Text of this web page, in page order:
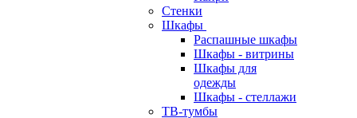
Стенки
Шкафы
Распашные шкафы
Шкафы - витрины
Шкафы для
одежды
Шкафы - стеллажи
ТВ-тумбы